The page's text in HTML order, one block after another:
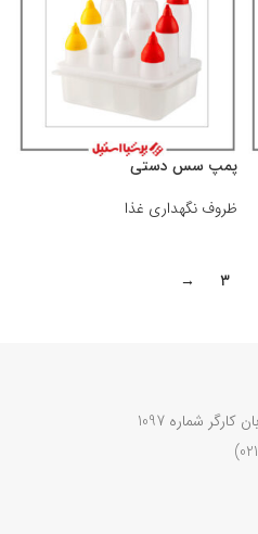
پمپ سس دستی
ظروف نگهداری غذا
3
→
شماره 1097